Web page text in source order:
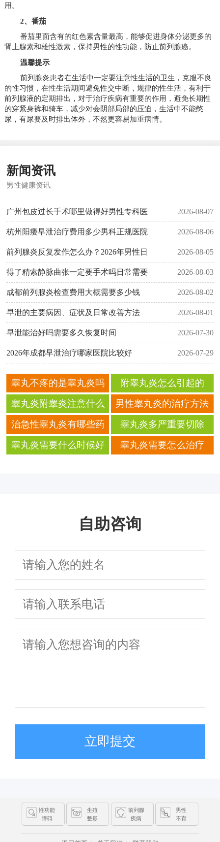
用。
2、番茄
番茄里面含有的红色素含量最高，能够促进身体分泌更多的
肾上腺素和雄性激素，保持男性的性功能，防止前列腺癌。
温馨提示
前列腺炎患者在生活中一定要注意性生活的卫生，克服不良
的性习惯，在性生活期间避免性交中断，规律的性生活，有利于
前列腺液的定期排出，对于治疗疾病有重要的作用，避免长期性
的穿紧身裤和骑车，减少对会阴部局部的压迫，生活中不能憋
尿，有尿要及时排出体外，不然更容易加重病情。
新闻资讯
男性健康资讯
广州包皮过长手术哪里做得好男性专科医 2026-08-07
杭州阳痿早泄治疗费用多少男科正规医院 2026-08-06
前列腺炎反复发作怎么办？2026年男性日 2026-08-05
得了精索静脉曲张一定要手术吗日常需要 2026-08-03
成都前列腺炎检查费用大概需要多少钱 2026-08-02
早泄的主要病因、症状及日常改善方法 2026-08-01
早泄能治好吗需要多久恢复时间 2026-07-30
2026年成都早泄治疗哪家医院比较好 2026-07-29
睾丸不疼的是睾丸炎吗 附睾丸炎怎么引起的
睾丸炎附睾炎注意什么 男性睾丸炎的治疗方法
治急性睾丸炎有哪些药 睾丸炎多严重要切除
睾丸炎需要什么时候好 睾丸炎需要怎么治疗
自助咨询
立即提交
性功能
障碍
生殖
整形
前列腺
疾病
男性
不育